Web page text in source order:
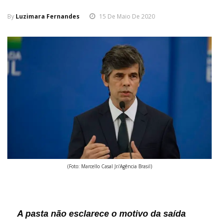
By Luzimara Fernandes 15 De Maio De 2020
(Foto: Marcello Casal Jr/Agência Brasil)
A pasta não esclarece o motivo da saída